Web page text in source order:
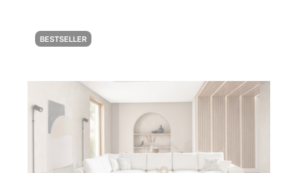
BESTSELLER